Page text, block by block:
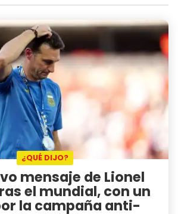
¿QUÉ DIJO?
mensaje de Lionel
el mundial, con un
la campaña anti-